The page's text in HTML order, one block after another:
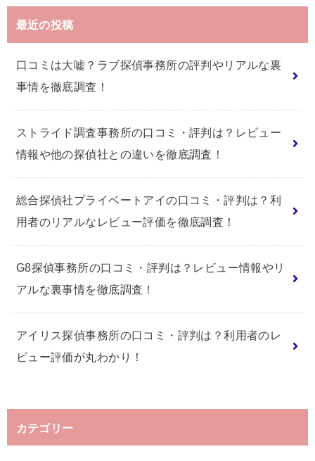
最近の投稿
口コミは大嘘？ラブ探偵事務所の評判やリアルな裏
事情を徹底調査！
ストライド調査事務所の口コミ・評判は？レビュー
情報や他の探偵社との違いを徹底調査！
総合探偵社プライベートアイの口コミ・評判は？利
用者のリアルなレビュー評価を徹底調査！
G8探偵事務所の口コミ・評判は？レビュー情報やリ
アルな裏事情を徹底調査！
アイリス探偵事務所の口コミ・評判は？利用者のレ
ビュー評価が丸わかり！
カテゴリー